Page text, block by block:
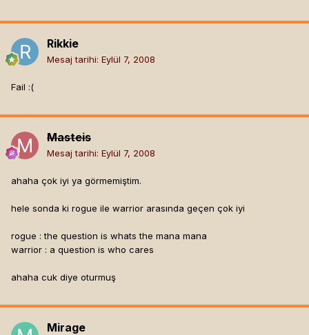
Rikkie
Mesaj tarihi: Eylül 7, 2008
Fail :(
Masteis
Mesaj tarihi: Eylül 7, 2008
ahaha çok iyi ya görmemiştim.
hele sonda ki rogue ile warrior arasında geçen çok iyi
rogue : the question is whats the mana mana
warrior : a question is who cares
ahaha cuk diye oturmuş
Mirage